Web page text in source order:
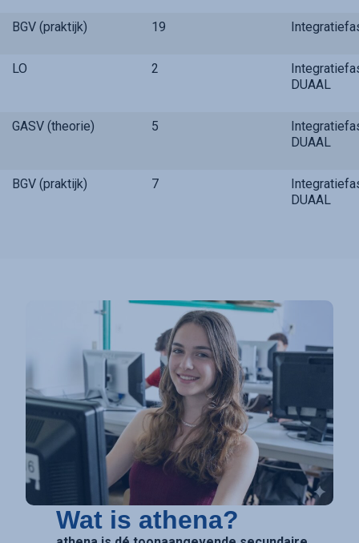
BGV (praktijk) 19
LO 2
DUAAL
GASV (theorie) 5
DUAAL
BGV (praktijk) 7
DUAAL
Wat is athena?